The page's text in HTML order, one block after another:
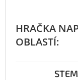
STEM